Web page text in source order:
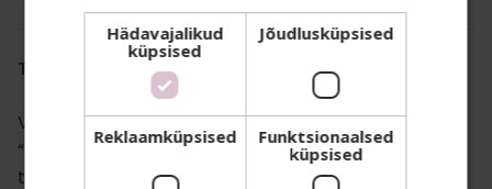
TOOTE KIRJELDUS
Valmistatud USA-s, eluaegne töökindluse garantii –
“It works or we fix it free™”. Ehtne tuulekindel
tulemasin iseloomuliku Zippo „klikiga“. Parima
Hädavajalikud
küpsised
Jõudlusküpsised
Reklaamküpsised
Funktsionaalsed
küpsised
Oma uudiskirjas jagame kõige
eksklusiivsemaid eripakkumisi, parimaid
soodustusi ja infot uudistoodete kohta.
Liitu meie listiga ja kõik see jõuab Sinu